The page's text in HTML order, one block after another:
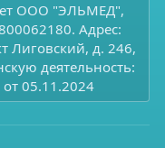
ООО "ЭЛЬМЕД",
Адрес:
Лиговский, д. 246,
деятельность:
05.11.2024